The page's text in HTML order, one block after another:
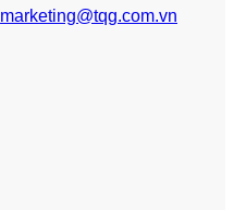
marketing@tqg.com.vn